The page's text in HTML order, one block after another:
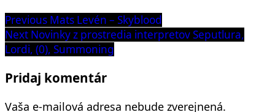
Navigácia
v
článku
Previous Previous
post:
Mats Levén – Skyblood
Next Next
post:
Novinky z prostredia interpretov Seputlura,
Lordi, (0), Summoning
Pridaj komentár
Vaša e-mailová adresa nebude zverejnená.